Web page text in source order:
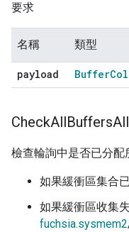
要求
名稱 類型
payload Buffer
CheckAll Buffers
檢查輪詢中是否已分配
如果緩衝區集合
如果緩衝區收集
fuchsia.sysmem2